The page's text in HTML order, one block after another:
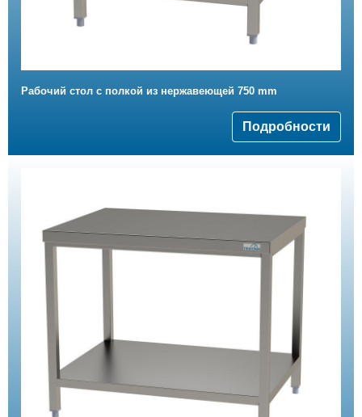
Рабочий стол с полкой из нержавеющей 750 mm
Подробности